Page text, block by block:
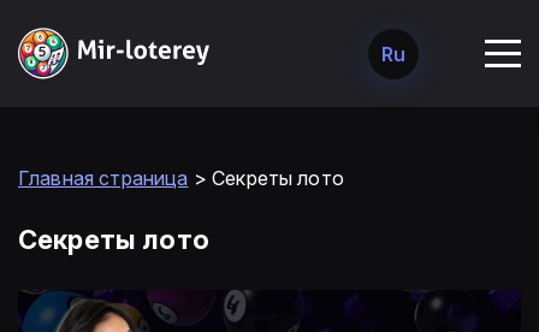
Ru
Главная страница >Секреты лото
Секреты лото